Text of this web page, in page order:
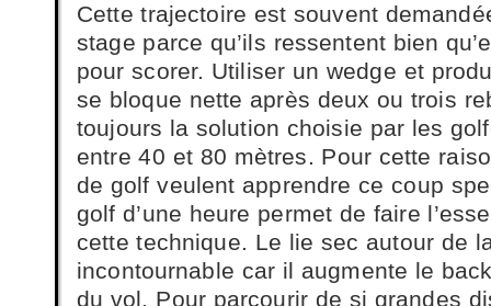
Cette trajectoire est souvent
stage parce qu’ils ressentent bien
pour scorer. Utiliser un wedge et
se bloque nette après deux ou trois
toujours la solution choisie par les
entre 40 et 80 mètres. Pour cette
de golf veulent apprendre ce coup
golf d’une heure permet de faire
cette technique. Le lie sec autour de
incontournable car il augmente le
du vol. Pour parcourir de si grandes